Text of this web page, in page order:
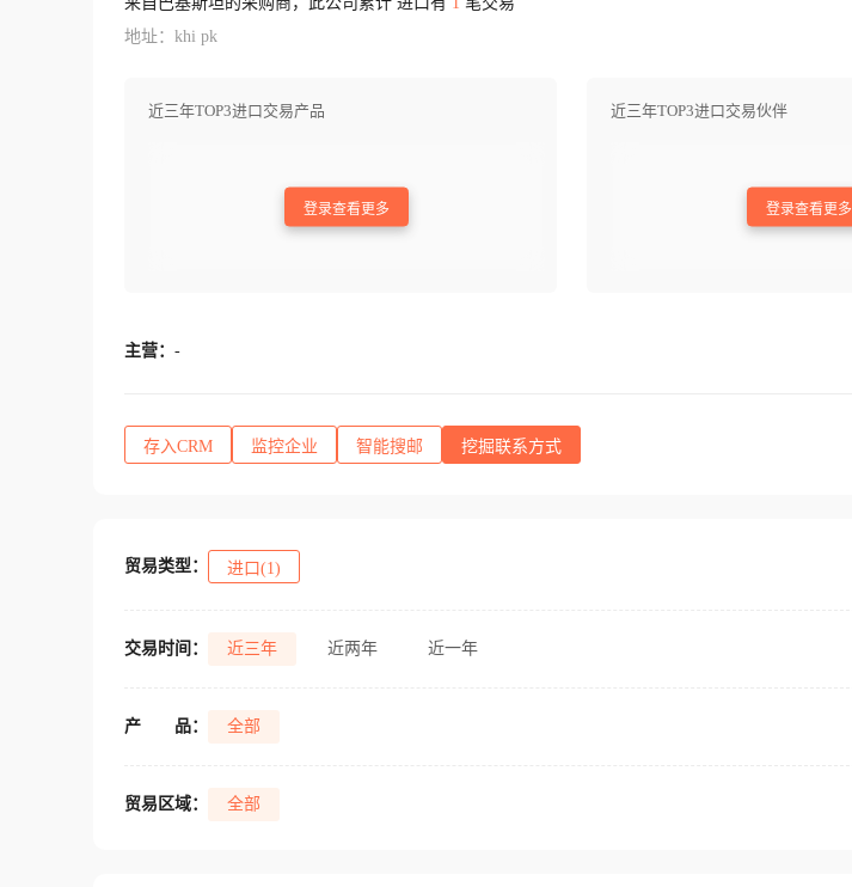
地址：khi pk
近三年TOP3进口交易产品
登录查看更多
近三年TOP3进口交易伙伴
登录查看更多
主营： -
存入CRM 监控企业 智能搜邮 挖掘联系方式
贸易类型： 进口(1)
交易时间： 近三年 近两年 近一年
产 品： 全部
贸易区域： 全部